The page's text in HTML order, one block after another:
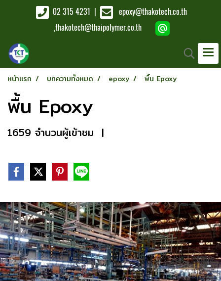
02 315 4231
epoxy@thakotech.co.th
,thakotech@thaipolymer.co.th
หน้าแรก บทความทั้งหมด epoxy พื้น Epoxy
พื้น Epoxy
1659 จำนวนผู้เข้าชม |